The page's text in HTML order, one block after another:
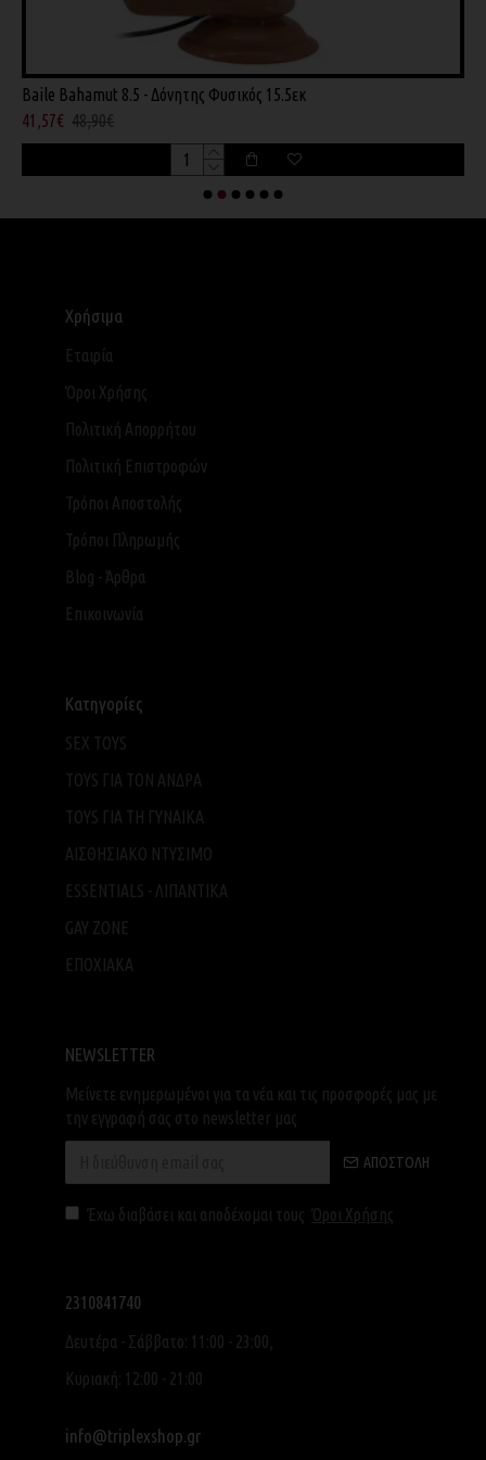
Baile Bahamut 8.5 - Δόνητης Φυσικός 15.5εκ
41,57€ 48,90€
Χρήσιμα
Εταιρία
Όροι Χρήσης
Πολιτική Απορρήτου
Πολιτική Επιστροφών
Τρόποι Αποστολής
Τρόποι Πληρωμής
Blog - Άρθρα
Επικοινωνία
Κατηγορίες
SEX TOYS
TOYS ΓΙΑ ΤΟΝ ΑΝΔΡΑ
TOYS ΓΙΑ ΤH ΓΥΝΑΙΚΑ
ΑΙΣΘΗΣΙΑΚΟ ΝΤΥΣΙΜΟ
ESSENTIALS - ΛΙΠΑΝΤΙΚΑ
GAY ZONE
ΕΠΟΧΙΑΚΑ
NEWSLETTER
Μείνετε ενημερωμένοι για τα νέα και τις προσφορές μας με
την εγγραφή σας στο newsletter μας
ΑΠΟΣΤΟΛΉ
Έχω διαβάσει και αποδέχομαι τους Όροι Χρήσης
2310841740
Δευτέρα - Σάββατο: 11:00 - 23:00,
Κυριακή: 12:00 - 21:00
info@triplexshop.gr